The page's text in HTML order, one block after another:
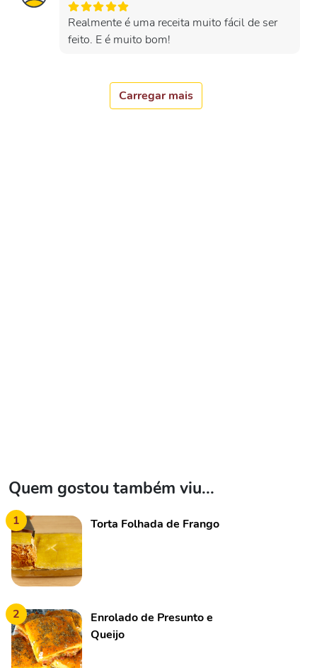
Realmente é uma receita muito fácil de ser
feito. E é muito bom!
Carregar mais
Quem gostou também viu...
1 Torta Folhada de Frango
2
Enrolado de Presunto e
Queijo